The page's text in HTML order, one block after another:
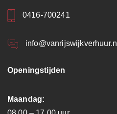
0416-700241
info@vanrijswijkverhuur.nl
Openingstijden
Maandag: